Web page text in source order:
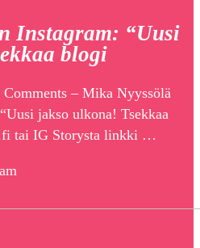
Instagram: “Uusi
blogi
– Mika Nyyssölä
jakso ulkona! Tsekkaa
tai IG Storysta linkki …